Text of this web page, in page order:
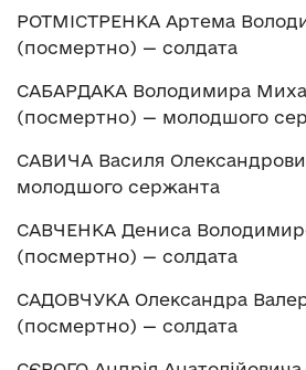
РОТМІСТРЕНКА Артема
(посмертно) — солдата
САБАРДАКА Володимира
(посмертно) — молодшого
САВИЧА Василя
молодшого сержанта
САВЧЕНКА Дениса
(посмертно) — солдата
САДОВЧУКА Олександра
(посмертно) — солдата